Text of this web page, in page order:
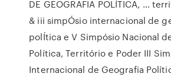
DE GEOGRAFIA POLÍTICA, …
& iii simpÓsio internacional de
polÍtica e V Simpósio Nacional
Política, Território e Poder III
Internacional de Geografia